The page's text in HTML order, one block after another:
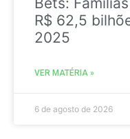
R$ 62,5
2025
VER MATÉRIA »
6 de agosto de 2026